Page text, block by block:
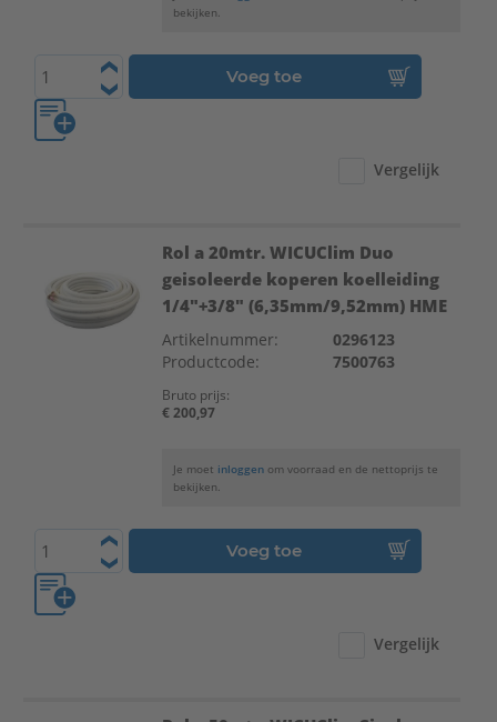
bekijken.
Voeg toe
Vergelijk
Rol a 20mtr. WICUClim Duo
geisoleerde koperen koelleiding
1/4"+3/8" (6,35mm/9,52mm) HME
Artikelnummer:
0296123
Productcode:
7500763
Bruto prijs:
€ 200,97
Je moet inloggen om voorraad en de nettoprijs te
bekijken.
Voeg toe
Vergelijk